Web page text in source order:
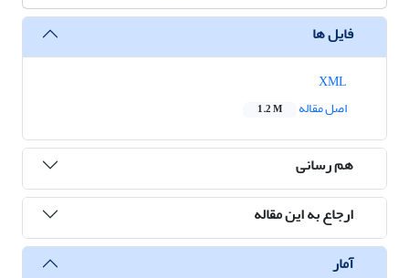
فایل ها
اصل مقاله
1.2 M
هم رسانی
ارجاع به این مقاله
آمار